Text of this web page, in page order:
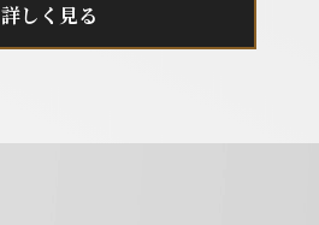
詳しく見る